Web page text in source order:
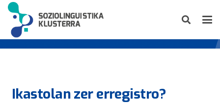
Ikastolan zer erregistro?